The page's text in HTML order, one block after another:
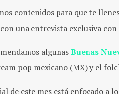
contenidos para que te
con una entrevista exclusiva con
algunasBuenas
pop mexicano (MX) y el
de este mes está enfocado a